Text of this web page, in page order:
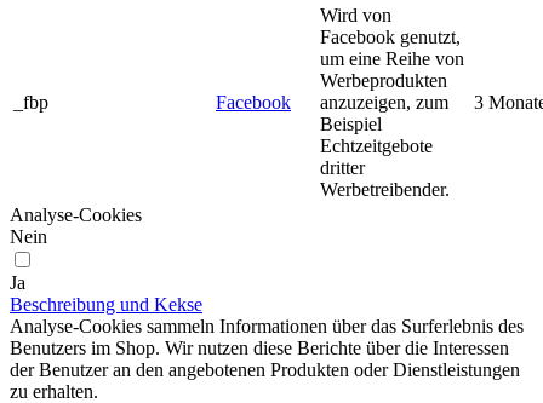
_fbp Facebook
Wird von
Facebook genutzt,
um eine Reihe von
Werbeprodukten
anzuzeigen, zum
Beispiel
Echtzeitgebote
dritter
Werbetreibender.
3
Analyse-Cookies
Nein
Ja
Beschreibung und Kekse
Analyse-Cookies sammeln Informationen über das Surferlebnis des
Benutzers im Shop. Wir nutzen diese Berichte über die Interessen
der Benutzer an den angebotenen Produkten oder Dienstleistungen
zu erhalten.